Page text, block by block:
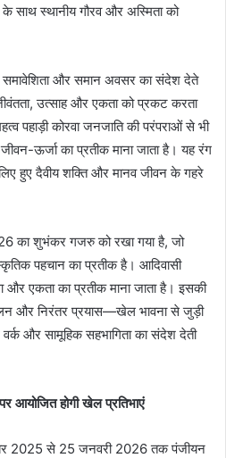
साथ स्थानीय गौरव और अस्मिता को
समावेशिता और समान अवसर का संदेश देते
उत्साह और एकता को प्रकट करता
पहाड़ी कोरवा जनजाति की परंपराओं से भी
ऊर्जा का प्रतीक माना जाता है। यह रंग
हुए दैवीय शक्ति और मानव जीवन के गहरे
का शुभंकर गजरु को रखा गया है, जो
पहचान का प्रतीक है। आदिवासी
और एकता का प्रतीक माना जाता है। इसकी
और निरंतर प्रयास—खेल भावना से जुड़ी
और सामूहिक सहभागिता का संदेश देती
आयोजित होगी खेल प्रतिभाएं
2025 से 25 जनवरी 2026 तक पंजीयन